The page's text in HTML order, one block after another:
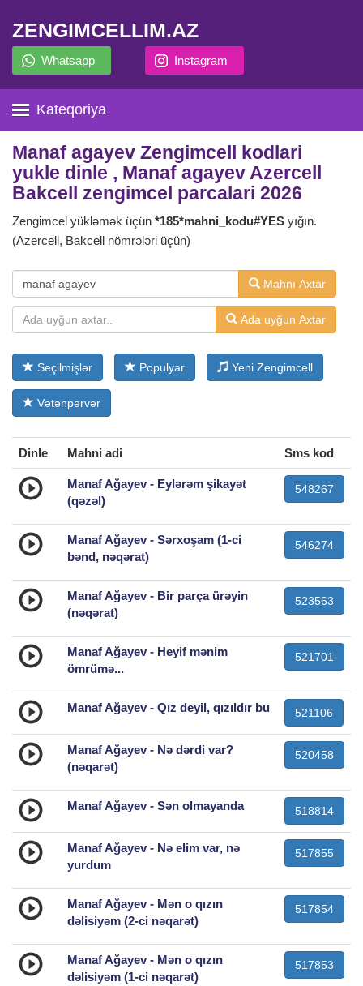
ZENGIMCELLIM.AZ
Whatsapp Instagram
Kateqoriya
Manaf agayev Zengimcell kodlari
yukle dinle , Manaf agayev Azercell
Bakcell zengimcel parcalari 2026
Zengimcel yükləmək üçün *185*mahni_kodu#YES yığın.
(Azercell, Bakcell nömrələri üçün)
Mahnı Axtar
Ada uyğun Axtar
Seçilmişlər Populyar Yeni Zengimcell
Vətənpərvər
Dinle Mahni adi Sms kod
Manaf Ağayev - Eylərəm şikayət
(qəzəl)
548267
Manaf Ağayev - Sərxoşam (1-ci
bənd, nəqərat)
546274
Manaf Ağayev - Bir parça ürəyin
(nəqərat)
523563
Manaf Ağayev - Heyif mənim
ömrümə...
521701
Manaf Ağayev - Qız deyil, qızıldır bu 521106
Manaf Ağayev - Nə dərdi var?
(nəqarət)
520458
Manaf Ağayev - Sən olmayanda 518814
Manaf Ağayev - Nə elim var, nə
yurdum
517855
Manaf Ağayev - Mən o qızın
dəlisiyəm (2-ci nəqarət)
517854
Manaf Ağayev - Mən o qızın
dəlisiyəm (1-ci nəqarət)
517853